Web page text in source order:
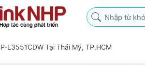
Nhập từ khóa
L3551CDW Tại Thái Mỹ, TP.HCM